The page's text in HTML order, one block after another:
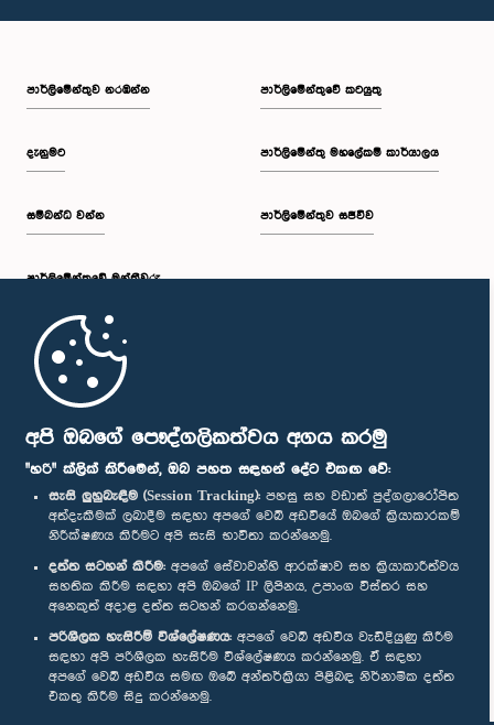
අපි ඔබගේ පෞද්ගලිකත්වය අගය කරමු
"හරි" ක්ලික් කිරීමෙන්, ඔබ පහත සඳහන් දේට එකඟ වේ:
සැසි ලුහුබැඳීම (Session Tracking): පහසු සහ වඩාත් පුද්ගලාරෝපිත
අත්දැකීමක් ලබාදීම සඳහා අපගේ වෙබ් අඩවියේ ඔබගේ ක්‍රියාකාරකම්
නිරීක්ෂණය කිරීමට අපි සැසි භාවිතා කරන්නෙමු.
දත්ත සටහන් කිරීම: අපගේ සේවාවන්හි ආරක්ෂාව සහ ක්‍රියාකාරීත්වය
සහතික කිරීම සඳහා අපි ඔබගේ IP ලිපිනය, උපාංග විස්තර සහ
අනෙකුත් අදාළ දත්ත සටහන් කරගන්නෙමු.
පරිශීලක හැසිරීම් විශ්ලේෂණය: අපගේ වෙබ් අඩවිය වැඩිදියුණු කිරීම
සඳහා අපි පරිශීලක හැසිරීම විශ්ලේෂණය කරන්නෙමු. ඒ සඳහා
අපගේ වෙබ් අඩවිය සමඟ ඔබේ අන්තර්ක්‍රියා පිළිබඳ නිර්නාමික දත්ත
එකතු කිරීම සිදු කරන්නෙමු.
පාර්ලි‌මේන්තුව නරඹන්න
දැනුමට
සම්බන්ධ වන්න
පාර්ලි‌මේන්තුවේ මන්ත්‍රීවරු
මුල් පිටුව
පාර්ලිමේන්තුවේ කටයුතු
පාර්ලිමේන්තු මහලේකම් කාර්යාලය
පාර්ලිමේන්තුව සජීවීව
පාර්ලිමේන්තු ජංගම යෙදුම
අප හා සම්බන්ධ වී සිටින්න :
සම්මාන
පෞද්ගලිකත්ව ප්‍රතිපත්තිය